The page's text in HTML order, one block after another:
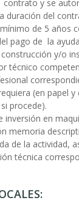
y se
duración del
de 5 años
pago de la
y/o
técnico
(en papel
procede).
inversión en
memoria
de la actividad,
técnica